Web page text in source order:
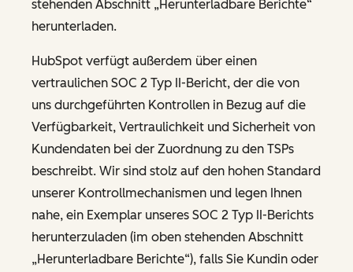
stehenden Abschnitt „Herunterladbare Berichte“
herunterladen.
HubSpot verfügt außerdem über einen
vertraulichen SOC 2 Typ II-Bericht, der die von
uns durchgeführten Kontrollen in Bezug auf die
Verfügbarkeit, Vertraulichkeit und Sicherheit von
Kundendaten bei der Zuordnung zu den TSPs
beschreibt. Wir sind stolz auf den hohen Standard
unserer Kontrollmechanismen und legen Ihnen
nahe, ein Exemplar unseres SOC 2 Typ II-Berichts
herunterzuladen (im oben stehenden Abschnitt
„Herunterladbare Berichte“), falls Sie Kundin oder